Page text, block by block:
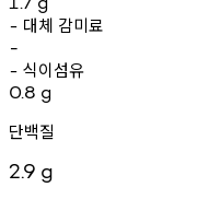
- 대체 감미료
-
- 식이섬유
0.8 g
단백질
2.9 g